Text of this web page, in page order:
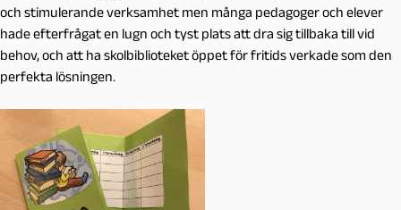
och stimulerande verksamhet men många pedagoger och elever
hade efterfrågat en lugn och tyst plats att dra sig tillbaka till vid
behov, och att ha skolbiblioteket öppet för fritids verkade som den
perfekta lösningen.